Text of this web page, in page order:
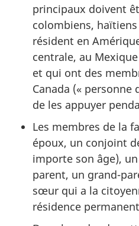
principaux doivent
colombiens,
résident en
centrale, au
et qui ont des
Canada (« personne
de les appuyer
Les membres de la
époux, un conjoint
importe son âge),
parent, un grand-
sœur qui a la
résidence